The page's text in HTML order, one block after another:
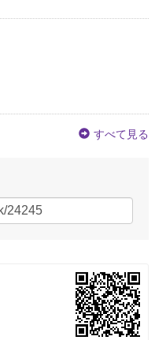
すべて見る